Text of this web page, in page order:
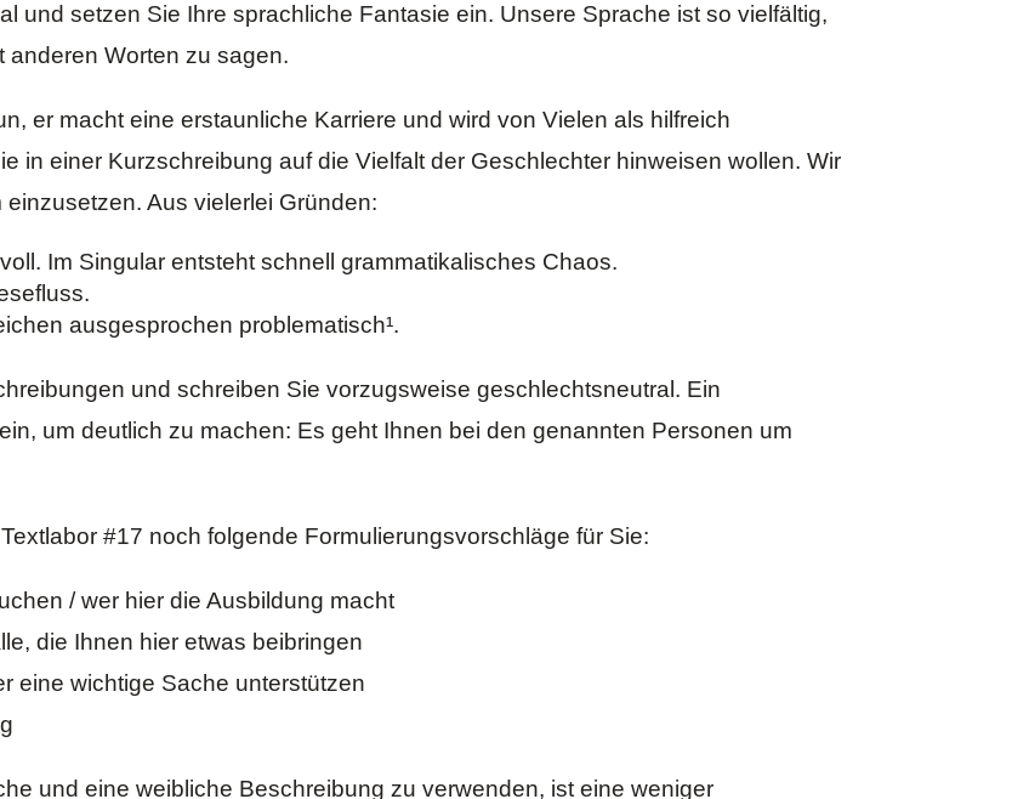
und setzen Sie Ihre sprachliche Fantasie ein. Unsere Sprache ist so vielfältig,
anderen Worten zu sagen.
er macht eine erstaunliche Karriere und wird von Vielen als hilfreich
in einer Kurzschreibung auf die Vielfalt der Geschlechter hinweisen wollen. Wir
Aus vielerlei Gründen:
Im Singular entsteht schnell grammatikalisches Chaos.
ausgesprochen problematisch¹.
und schreiben Sie vorzugsweise geschlechtsneutral. Ein
um deutlich zu machen: Es geht Ihnen bei den genannten Personen um
Textlabor #17 noch folgende Formulierungsvorschläge für Sie:
/ wer hier die Ausbildung macht
die Ihnen hier etwas beibringen
eine wichtige Sache unterstützen
und eine weibliche Beschreibung zu verwenden, ist eine weniger